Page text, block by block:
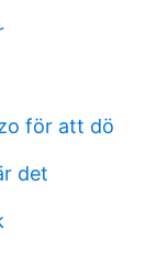
för att dö
det